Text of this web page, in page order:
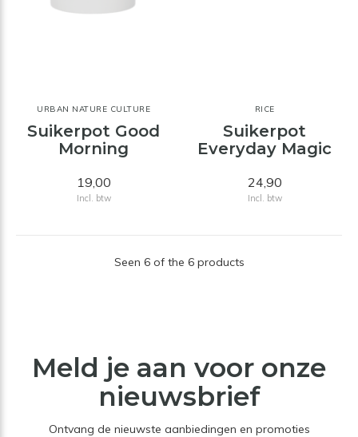
URBAN NATURE CULTURE
Suikerpot Good
Morning
19,00
Incl. btw
RICE
Suikerpot
Everyday Magic
24,90
Incl. btw
Seen 6 of the 6 products
Meld je aan voor onze
nieuwsbrief
Ontvang de nieuwste aanbiedingen en promoties